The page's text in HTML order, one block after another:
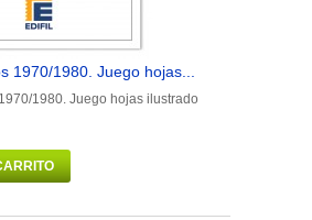
1970/1980. Juego hojas...
1980. Juego hojas ilustrado